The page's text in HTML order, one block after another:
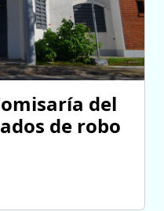
del
de robo